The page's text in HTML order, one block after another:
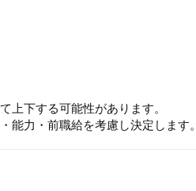
上下する可能性があります。
力・前職給を考慮し決定します。